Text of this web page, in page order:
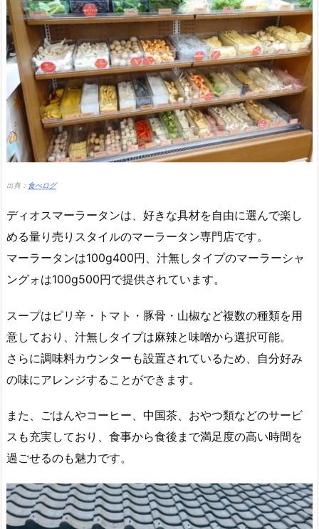
出典： 食べログ
ディオスマーラータンは、好きな具材を自由に選んで楽し
める量り売りスタイルのマーラータン専門店です。
マーラータンは100g400円、汁無しタイプのマーラーシャ
ングォは100g500円で提供されています。
スープはピリ辛・トマト・豚骨・山椒など複数の種類を用
意しており、汁無しタイプは麻辣と味噌から選択可能。
さらに調味料カウンターも設置されているため、自分好み
の味にアレンジすることができます。
また、ごはんやコーヒー、中国茶、おやつ類などのサービ
スも充実しており、食事から食後まで満足度の高い時間を
過ごせるのも魅力です。